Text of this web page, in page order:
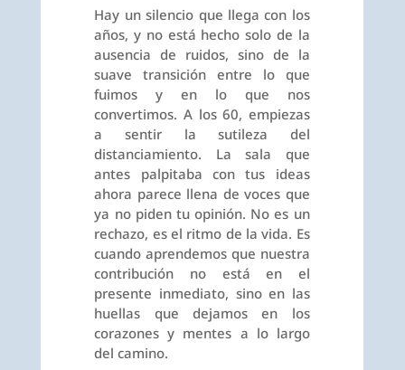
Hay un silencio que llega con los
años, y no está hecho solo de la
ausencia de ruidos, sino de la
suave transición entre lo que
fuimos y en lo que nos
convertimos. A los 60, empiezas
a sentir la sutileza del
distanciamiento. La sala que
antes palpitaba con tus ideas
ahora parece llena de voces que
ya no piden tu opinión. No es un
rechazo, es el ritmo de la vida. Es
cuando aprendemos que nuestra
contribución no está en el
presente inmediato, sino en las
huellas que dejamos en los
corazones y mentes a lo largo
del camino.